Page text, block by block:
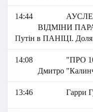
14:44
ВІДМІНИ
Путін в ПАНІЦІ.
14:08
"ПРО
Дмитро
13:46 Гарри